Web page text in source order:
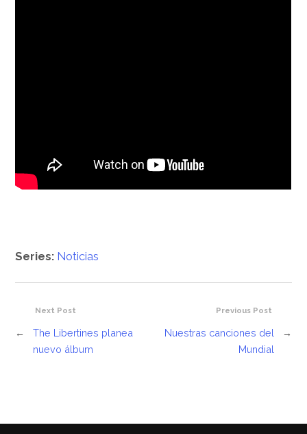
Series: Noticias
Previous Post
Nuestras canciones del
Mundial
→
Next Post
←
The Libertines planea
nuevo álbum